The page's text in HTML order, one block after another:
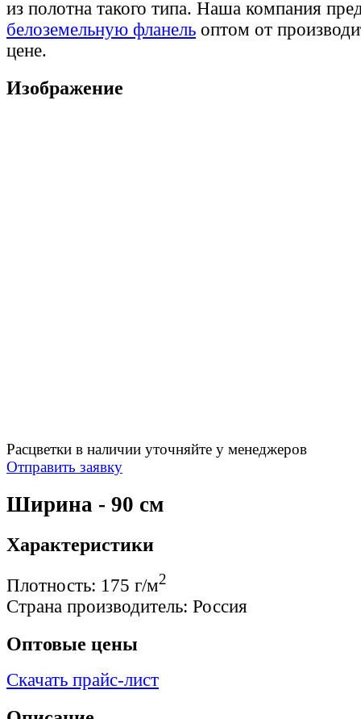
из полотна такого типа. Наша компания
белоземельную фланель оптом от
цене.
Изображение
Расцветки в наличии уточняйте у менеджеров
Отправить заявку
Ширина - 90 см
Характеристики
Плотность: 175 г/м2
Страна производитель: Россия
Оптовые цены
Скачать прайс-лист